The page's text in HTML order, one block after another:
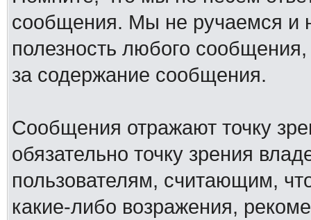
сообщения. Мы не ручаемся и
полезность любого
за содержание сообщения.
Сообщения отражают точку
обязательно точку зрения
пользователям, считающим,
какие-либо возражения,